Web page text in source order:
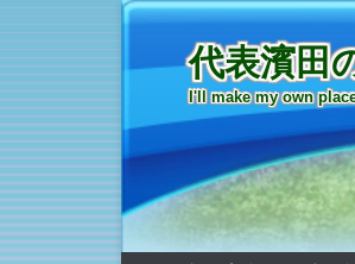
代表濱田
I'll make my own